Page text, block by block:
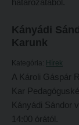
Kari pályázatok
Szakdolgozati
Tanulmányi határidők
Tanulmányi Osztály
Kérelmek –
Tanulmányi
HÖK
Konzultációs
Órarend
Kari mentorok
Ösztöndíjak és
Kari pályázatok
határozatából.
Kányádi
Karunk
Kategória: Hírek
A Károli Gáspár
Kar
Kányádi Sándor
14:00 órától.